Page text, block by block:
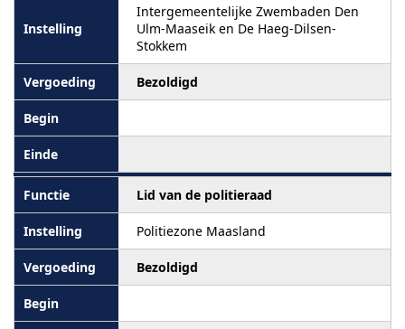
Intergemeentelijke Zwembaden Den
Ulm-Maaseik en De Haeg-Dilsen-
Stokkem
Bezoldigd
Lid van de politieraad
Politiezone Maasland
Bezoldigd